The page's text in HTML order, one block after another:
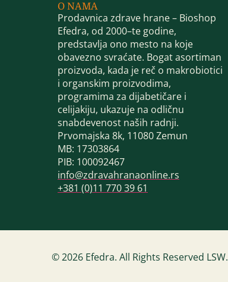
O NAMA
Prodavnica zdrave hrane – Bioshop
Efedra, od 2000–te godine,
predstavlja ono mesto na koje
obavezno svraćate. Bogat asortiman
proizvoda, kada je reč o makrobiotici
i organskim proizvodima,
programima za dijabetičare i
celijakiju, ukazuje na odličnu
snabdevenost naših radnji.
Prvomajska 8k, 11080 Zemun
MB: 17303864
PIB: 100092467
info@zdravahranaonline.rs
+381 (0)11 770 39 61
© 2026 Efedra. All Rights Reserved LSW.